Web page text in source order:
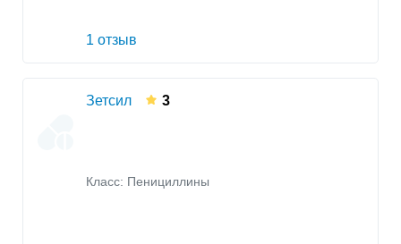
1 отзыв
Зетсил 3
Класс: Пенициллины